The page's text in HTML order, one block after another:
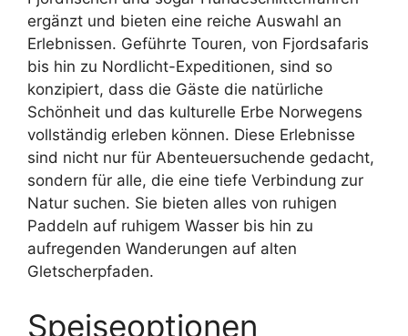
ergänzt und bieten eine reiche Auswahl an
Erlebnissen. Geführte Touren, von Fjordsafaris
bis hin zu Nordlicht-Expeditionen, sind so
konzipiert, dass die Gäste die natürliche
Schönheit und das kulturelle Erbe Norwegens
vollständig erleben können. Diese Erlebnisse
sind nicht nur für Abenteuersuchende gedacht,
sondern für alle, die eine tiefe Verbindung zur
Natur suchen. Sie bieten alles von ruhigen
Paddeln auf ruhigem Wasser bis hin zu
aufregenden Wanderungen auf alten
Gletscherpfaden.
Speiseoptionen